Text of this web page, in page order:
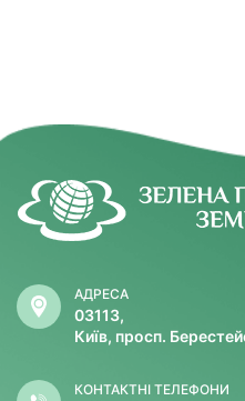
АДРЕСА
03113,
Київ, просп.
КОНТАКТНІ ТЕЛЕФОНИ